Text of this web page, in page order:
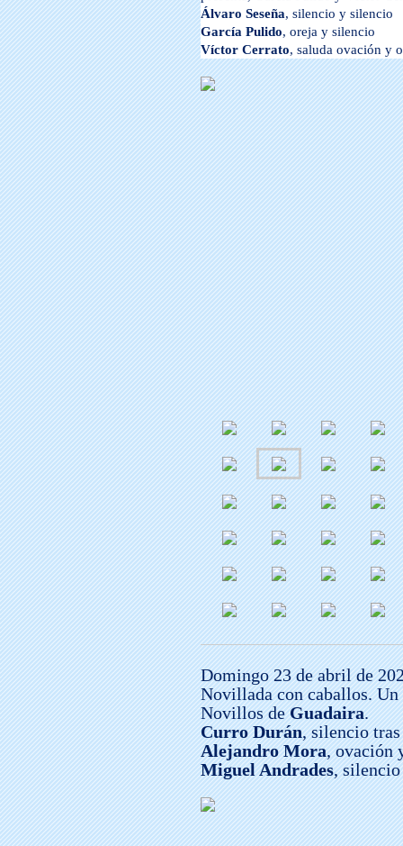
Álvaro Seseña, silencio y silencio
García Pulido, oreja y silencio
Víctor Cerrato, saluda ovación y
Domingo 23 de abril de
Novillada con caballos. Un
Novillos deGuadaira.
Curro Durán, silencio
Alejandro Mora, ovación
Miguel Andrades,